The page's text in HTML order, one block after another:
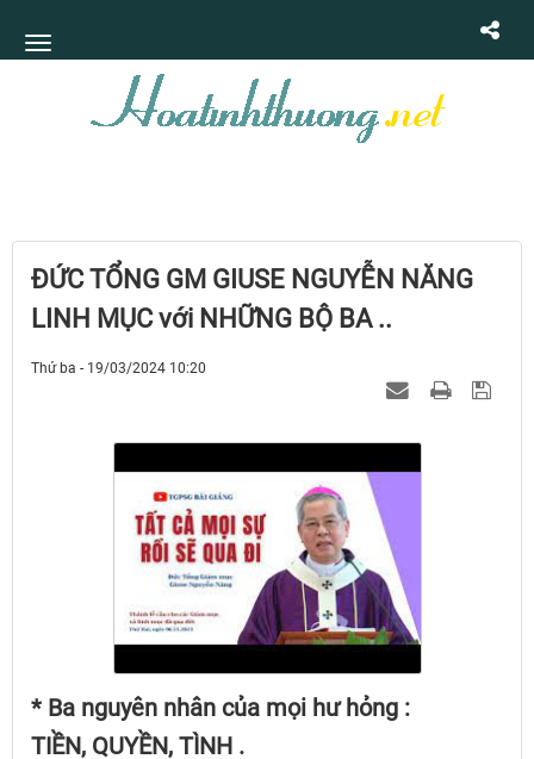
ĐỨC TỔNG GM GIUSE NGUYỄN NĂNG
LINH MỤC với NHỮNG BỘ BA ..
Thứ ba - 19/03/2024 10:20
* Ba nguyên nhân của mọi hư hỏng :
TIỀN, QUYỀN, TÌNH .